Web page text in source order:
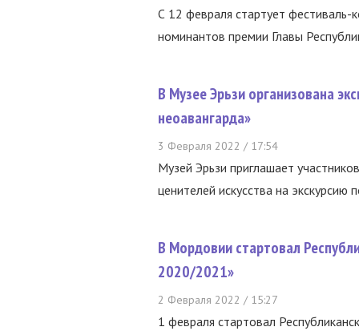
С 12 февраля стартует фестиваль-
номинантов премии Главы
В Музее Эрьзи организована
неоавангарда»
3 Февраля 2022 / 17:54
Музей Эрьзи приглашает
ценителей искусства на экскурсию
В Мордовии стартовал
2020/2021»
2 Февраля 2022 / 15:27
1 февраля стартовал